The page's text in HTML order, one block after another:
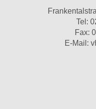
Tel:
Fax:
E-Mail: